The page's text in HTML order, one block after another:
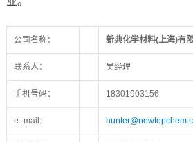
公司名称： 新典化学材料(上海)有
联系人： 吴经理
手机号码： 18301903156
e_mail: